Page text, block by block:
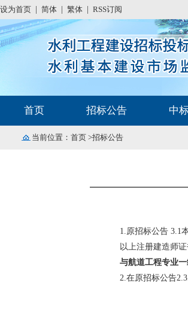
设为首页 简体 繁体 RSS订阅
首页 招标公告 中
当前位置： 首页 >招标公告
1.原招标公告 3.1
以上注册建造师
与航道工程专业
2.在原招标公告